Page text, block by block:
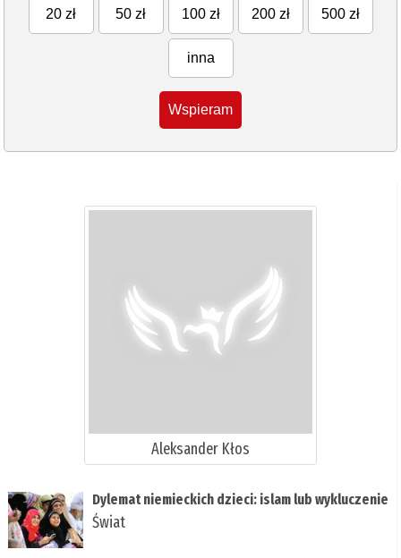
20 zł 50 zł 100 zł 200 zł 500 zł
inna
Wspieram
Aleksander Kłos
Dylemat niemieckich dzieci: islam lub wykluczenie
Świat